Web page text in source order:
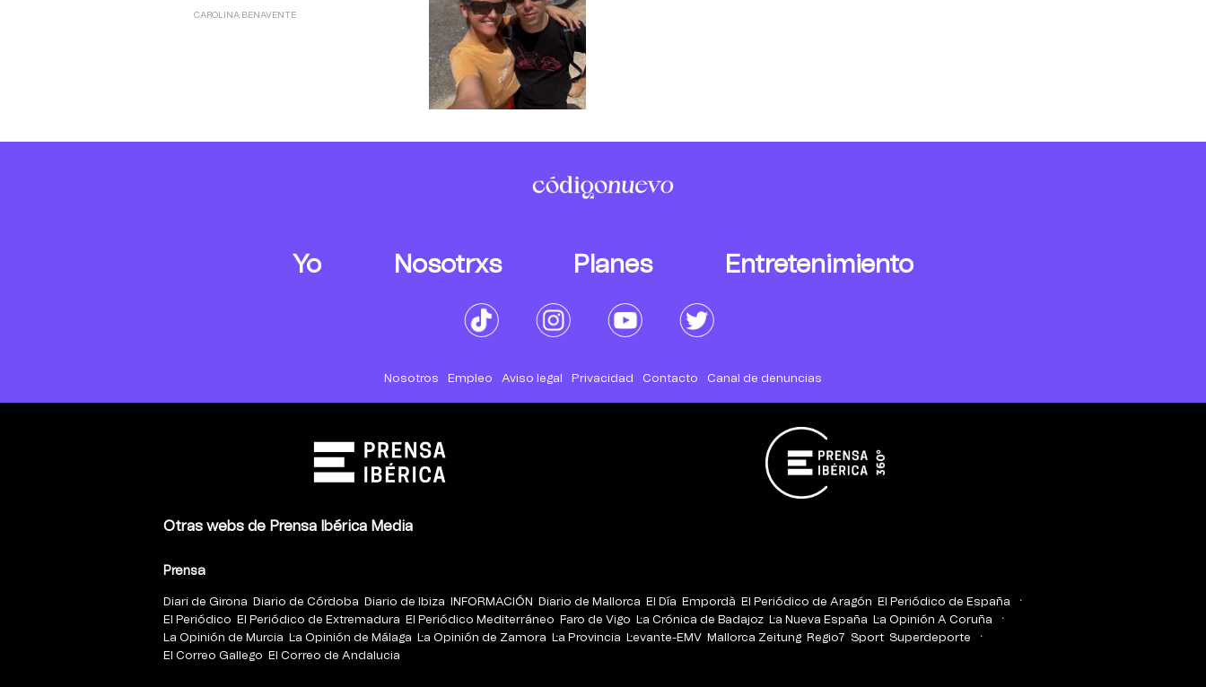
CAROLINA BENAVENTE
Yo Nosotrxs Planes Entretenimiento
Nosotros Empleo Aviso legal Privacidad Contacto Canal de denuncias
Otras webs de Prensa Ibérica Media
Prensa
Diari de Girona Diario de Córdoba Diario de Ibiza INFORMACIÓN Diario de Mallorca El Día Empordà El Periódico de Aragón
El Periódico de España
El Periódico
El Periódico de Extremadura El Periódico Mediterráneo Faro de Vigo La Crónica de Badajoz La Nueva España
La Opinión A Coruña
La Opinión de Murcia
La Opinión de Málaga La Opinión de Zamora La Provincia Levante-EMV Mallorca Zeitung Regio7 Sport Superdeporte
El Correo Gallego
El Correo de Andalucia